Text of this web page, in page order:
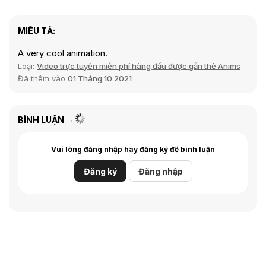
MIÊU TẢ:
A very cool animation.
Loại: Video trực tuyến miễn phí hàng đầu được gắn thẻ Anims
Đã thêm vào 01 Tháng 10 2021
BÌNH LUẬN
Vui lòng đăng nhập hay đăng ký để bình luận
Đăng ký Đăng nhập